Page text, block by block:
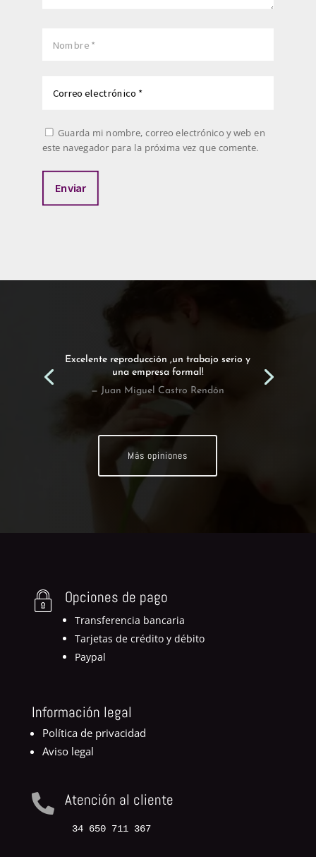
Guarda mi nombre, correo electrónico y web en
este navegador para la próxima vez que comente.
Enviar
Excelente reproducción ,un trabajo serio y
una empresa formal!
— Juan Miguel Castro Rendón
Más opiniones
Opciones de pago
Transferencia bancaria
Tarjetas de crédito y débito
Paypal
Información legal
Política de privacidad
Aviso legal
 Atención al cliente
34 650 711 367